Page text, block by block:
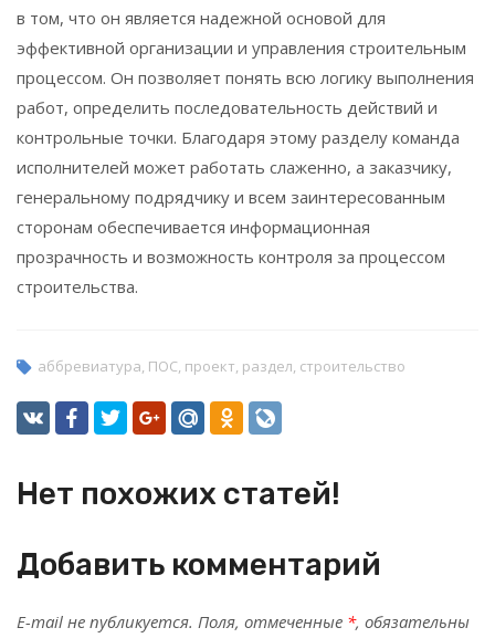
в том, что он является надежной основой для
эффективной организации и управления строительным
процессом. Он позволяет понять всю логику выполнения
работ, определить последовательность действий и
контрольные точки. Благодаря этому разделу команда
исполнителей может работать слаженно, а заказчику,
генеральному подрядчику и всем заинтересованным
сторонам обеспечивается информационная
прозрачность и возможность контроля за процессом
строительства.
аббревиатура ПОС проект раздел строительство
Нет похожих статей!
Добавить комментарий
E-mail не публикуется. Поля, отмеченные *, обязательны